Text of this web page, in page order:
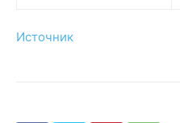
Источник